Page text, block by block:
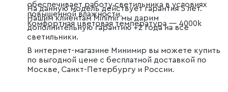
обеспечивает работу светильника в условиях
повышенной влажности.
Комфортная цветовая температура — 4000k
На данную модель действует гарантия 5 лет.
Нашим клиентам Minimir мы дарим
дополнительную гарантию +2 года на все
светильники.
В интернет-магазине Минимир вы можете купить
по выгодной цене с бесплатной доставкой по
Москве, Санкт-Петербургу и России.